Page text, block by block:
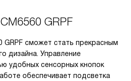
CM6560 GRPF
GRPF сможет стать прекрасным
дизайна. Управление
удобных сенсорных кнопок
обеспечивает подсветка